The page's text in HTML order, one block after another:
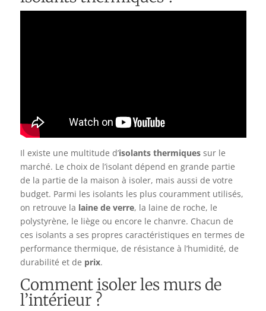
Il existe une multitude d’isolants thermiquessur le
marché. Le choix de l’isolant dépend en grande partie
de la partie de la maison à isoler, mais aussi de votre
budget. Parmi les isolants les plus couramment utilisés,
on retrouve la laine de verre, la laine de roche, le
polystyrène, le liège ou encore le chanvre. Chacun de
ces isolants a ses propres caractéristiques en termes de
performance thermique, de résistance à l’humidité, de
durabilité et de prix.
Comment isoler les murs de
l’intérieur ?